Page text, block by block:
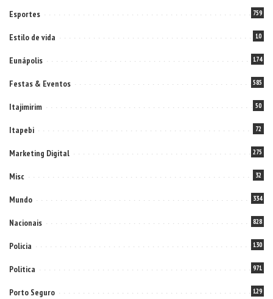
Esportes 759
Estilo de vida 10
Eunápolis 174
Festas & Eventos 585
Itajimirim 50
Itapebi 72
Marketing Digital 275
Misc 32
Mundo 334
Nacionais 828
Policia 130
Politica 971
Porto Seguro 129